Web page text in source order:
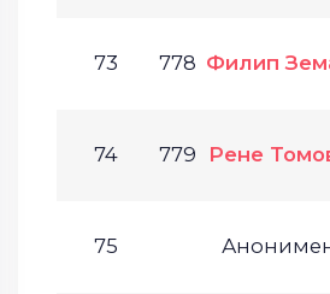
73 778 Филип
74 779 Рене
75